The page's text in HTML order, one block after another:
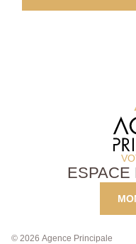
ESPACE
© 2026 Agence Principale